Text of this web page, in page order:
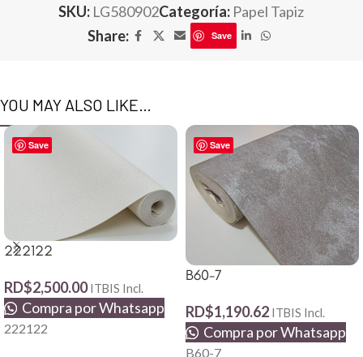
SKU: LG580902Categoría: Papel Tapiz
Share:
Save
YOU MAY ALSO LIKE…
Save
222122
RD$2,500.00 ITBIS Incl.
Compra por Whatsapp
222122
Save
B60-7
RD$1,190.62 ITBIS Incl.
Compra por Whatsapp
B60-7